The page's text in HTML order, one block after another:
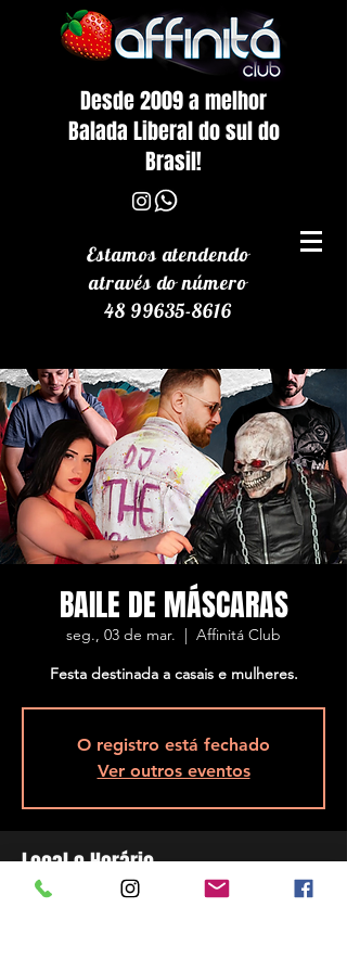
Desde 2009 a melhor
Balada Liberal do sul do
Brasil!
Estamos atendendo
atravésdo número
48 99635-8616
BAILE DE MÁSCARAS
seg., 03 de mar.
  |
Affinitá Club
Festa destinada a casais e mulheres.
O registro está fechado
Ver outros eventos
Local e Horário
03 de mar. de 2025, 23:00 – 04 de mar. de